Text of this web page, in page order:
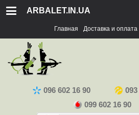
ARBALET.IN.UA
Главная Доставка и оплата
096 602 16 90
093
099 602 16 90